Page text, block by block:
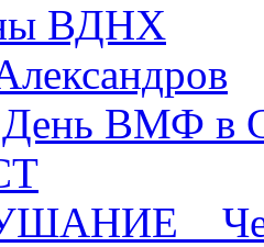
ВДНХ
День ВМФ в
_